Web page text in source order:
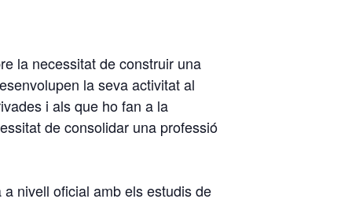
la necessitat de construir una
la seva activitat al
i als que ho fan a la
de consolidar una professió
nivell oficial amb els estudis de